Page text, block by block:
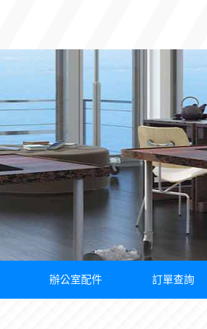
辦公室配件 訂單查詢